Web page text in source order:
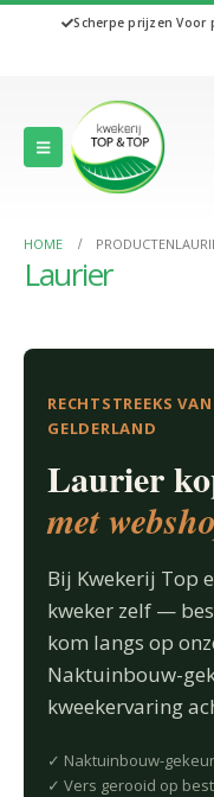
Scherpe prijzenVoor
HOME PRODUCTEN
Laurier
RECHTSTREEKS
GELDERLAND
Laurier
met
Bij Kwekerij Top
kweker zelf —
kom langs op
Naktuinbouw-
kweekervaring
✓ Naktuinbouw-
✓ Vers gerooid op